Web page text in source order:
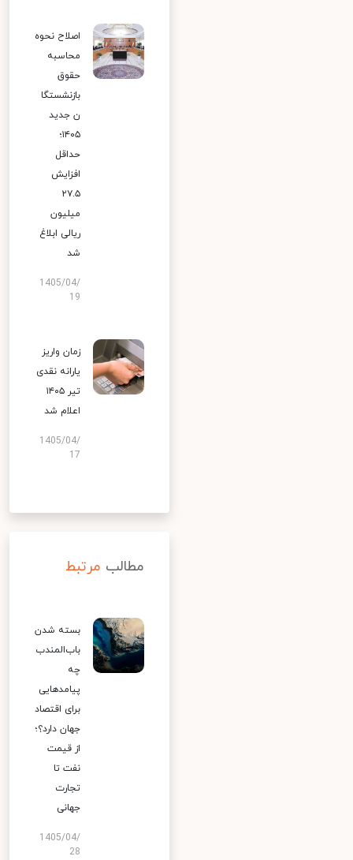
اصلاح نحوه
محاسبه
حقوق
بازنشستگا
ن جدید
۱۴۰۵؛
حداقل
افزایش
۲۷.۵
میلیون
ریالی ابلاغ
شد
1405/04/
19
زمان واریز
یارانه نقدی
تیر ۱۴۰۵
اعلام شد
1405/04/
17
مطالب مرتبط
بسته شدن
باب‌المندب
چه
پیامدهایی
برای اقتصاد
جهان دارد؟؛
از قیمت
نفت تا
تجارت
جهانی
1405/04/
28